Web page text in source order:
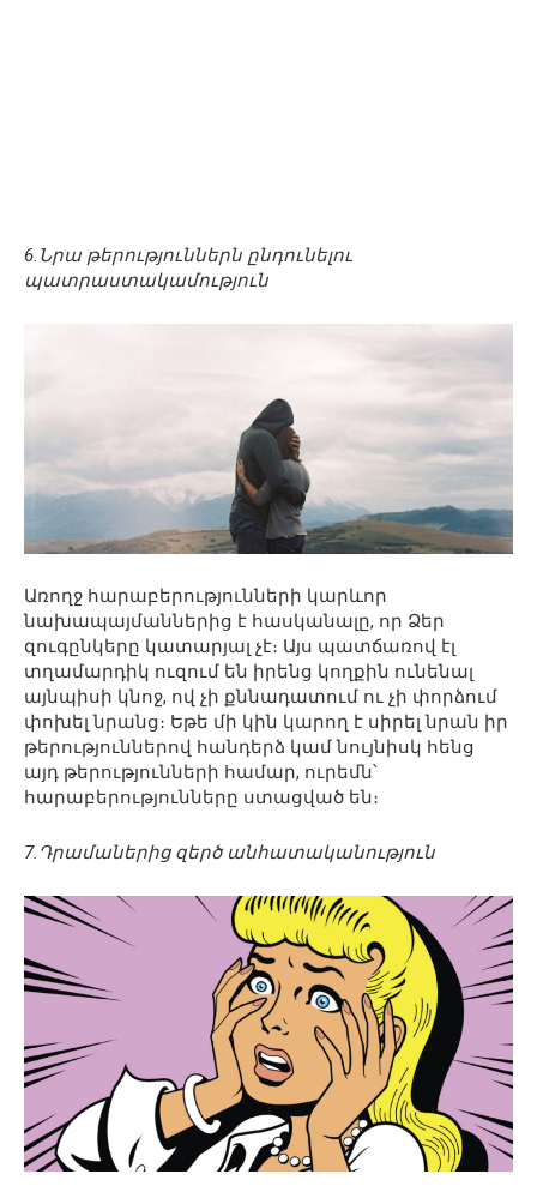
6.Նրա թերություններն ընդունելու
պատրաստակամություն
Առողջ հարաբերությունների կարևոր
նախապայմաններից է հասկանալը, որ Ձեր
զուգընկերը կատարյալ չէ։ Այս պատճառով էլ
տղամարդիկ ուզում են իրենց կողքին ունենալ
այնպիսի կնոջ, ով չի քննադատում ու չի փորձում
փոխել նրանց։ Եթե մի կին կարող է սիրել նրան իր
թերություններով հանդերձ կամ նույնիսկ հենց
այդ թերությունների համար, ուրեմն՝
հարաբերությունները ստացված են։
7.Դրամաներից զերծ անհատականություն